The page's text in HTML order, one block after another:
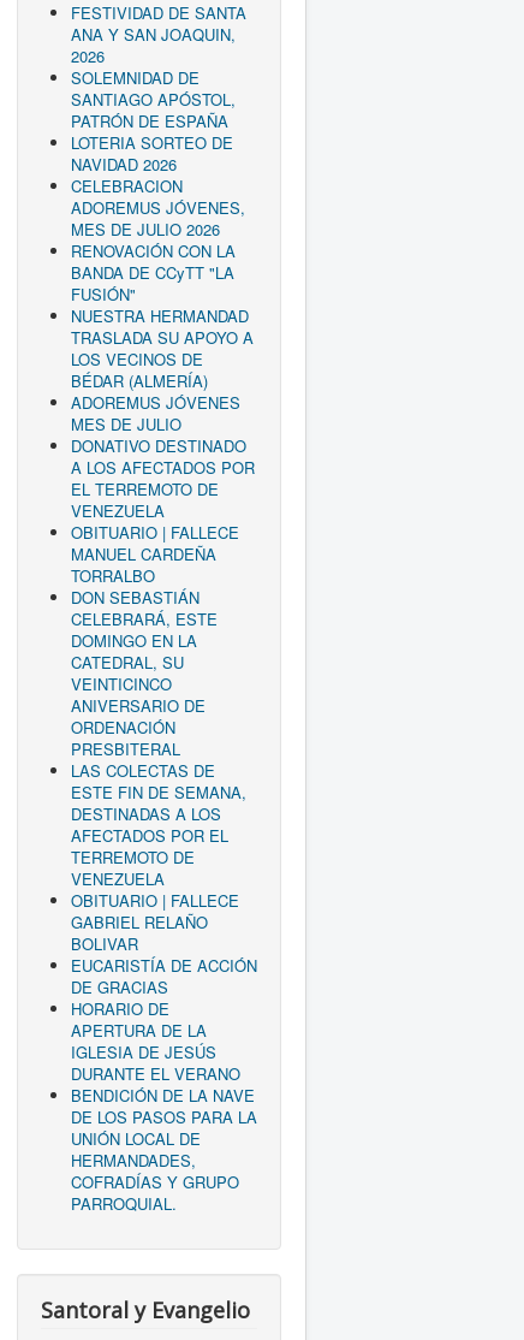
FESTIVIDAD DE SANTA
ANA Y SAN JOAQUIN,
2026
SOLEMNIDAD DE
SANTIAGO APÓSTOL,
PATRÓN DE ESPAÑA
LOTERIA SORTEO DE
NAVIDAD 2026
CELEBRACION
ADOREMUS JÓVENES,
MES DE JULIO 2026
RENOVACIÓN CON LA
BANDA DE CCyTT "LA
FUSIÓN"
NUESTRA HERMANDAD
TRASLADA SU APOYO A
LOS VECINOS DE
BÉDAR (ALMERÍA)
ADOREMUS JÓVENES
MES DE JULIO
DONATIVO DESTINADO
A LOS AFECTADOS POR
EL TERREMOTO DE
VENEZUELA
OBITUARIO | FALLECE
MANUEL CARDEÑA
TORRALBO
DON SEBASTIÁN
CELEBRARÁ, ESTE
DOMINGO EN LA
CATEDRAL, SU
VEINTICINCO
ANIVERSARIO DE
ORDENACIÓN
PRESBITERAL
LAS COLECTAS DE
ESTE FIN DE SEMANA,
DESTINADAS A LOS
AFECTADOS POR EL
TERREMOTO DE
VENEZUELA
OBITUARIO | FALLECE
GABRIEL RELAÑO
BOLIVAR
EUCARISTÍA DE ACCIÓN
DE GRACIAS
HORARIO DE
APERTURA DE LA
IGLESIA DE JESÚS
DURANTE EL VERANO
BENDICIÓN DE LA NAVE
DE LOS PASOS PARA LA
UNIÓN LOCAL DE
HERMANDADES,
COFRADÍAS Y GRUPO
PARROQUIAL.
Santoral y Evangelio